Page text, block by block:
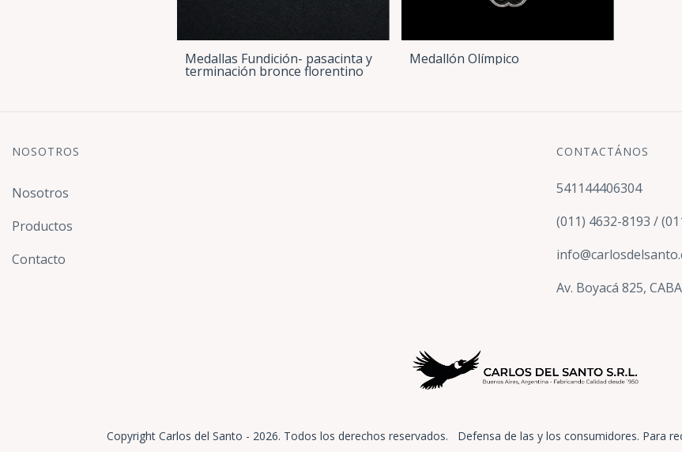
Medallas Fundición- pasacinta y
terminación bronce florentino
Medallón Olímpico
NOSOTROS
Nosotros
Productos
Contacto
CONTACTÁNOS
541144406304
(011) 4632-8193 /
Av. Boyacá 825,
Copyright Carlos del Santo - 2026. Todos los derechos reservados. Defensa de las y los consumidores. Para